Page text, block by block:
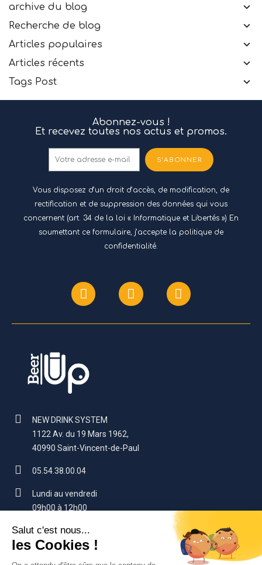
archive du blog
Recherche de blog
Articles populaires
Articles récents
Tags Post
Abonnez-vous !
Et recevez toutes nos actus et promos.
S’ABONNER
Vous disposez d’un droit d’accès, de modification, de
rectification et de suppression des données qui vous
concernent (art. 34 de la loi « Informatique et Libertés ») En
soumettant ce formulaire, j’accepte la politique de
confidentialité.
NEW DRINK SYSTEM
1122 Av. du 19 Mars 1962,
40990 Saint-Vincent-de-Paul
05.54.38.00.04
Lundi au vendredi
09h00 à 12h00
contact@beerup.fr